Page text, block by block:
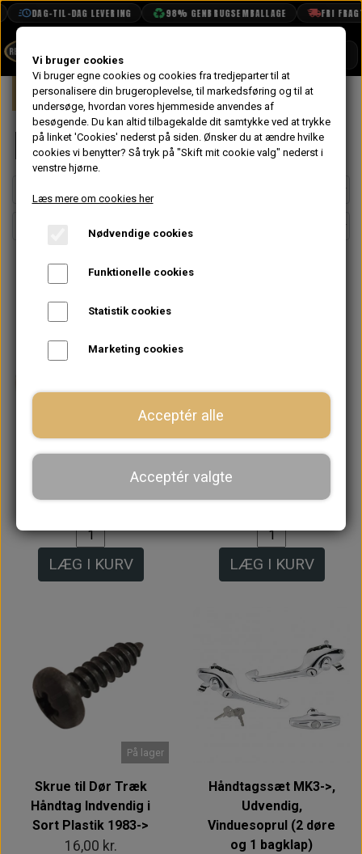
DAG-TIL-DAG LEVERING 98% GENBRUGSEMBALLAGE FRI FRAGT
BOOK TID
PROJEKTER
TEKNISK DATA
VANDPOLERING
Forside Mini Eksteriør Håndtag
Håndtag
På lager
FS Rå nøgle, Mini
bagklap, NOS
24,80 kr.
LÆG I KURV
Håndtagssæt,
døre og bagklap
1.168,80 kr.
LÆG I KURV
På lager
Skrue til Dør Træk
Håndtag Indvendig i
Sort Plastik 1983->
16,00 kr.
Håndtagssæt MK3->,
Udvendig,
Vinduesoprul (2 døre
og 1 bagklap)
Vi bruger cookies
Vi bruger egne cookies og cookies fra tredjeparter til at
personalisere din brugeroplevelse, til markedsføring og til at
undersøge, hvordan vores hjemmeside anvendes af
besøgende. Du kan altid tilbagekalde dit samtykke ved at trykke
på linket 'Cookies' nederst på siden. Ønsker du at ændre hvilke
cookies vi benytter? Så tryk på "Skift mit cookie valg" nederst i
venstre hjørne.
Læs mere om cookies her
Nødvendige cookies
Funktionelle cookies
Statistik cookies
Marketing cookies
Acceptér alle
Acceptér valgte